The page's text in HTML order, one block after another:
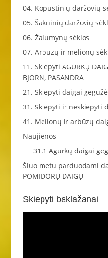
04. Kopūstinių daržovių
05. Šakninių daržovių
06. Žalumynų sėklos
07. Arbūzų ir melionų
11. Skiepyti AGURKŲ
BJORN, PASANDRA
21. Skiepyti daigai
31. Skiepyti ir neskiepyti
41. Melionų ir arbūzų
Naujienos
31.1 Agurkų daigai
Šiuo metu parduodami
POMIDORŲ DAIGŲ
Skiepyti baklažanai